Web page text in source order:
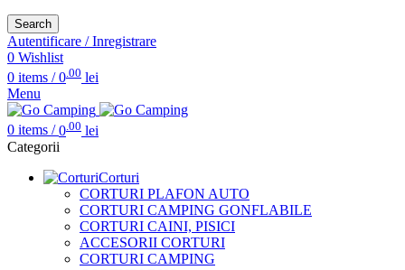
Search
Autentificare / Inregistrare
0 Wishlist
0 items / 0.00 lei
Menu
0 items / 0 .00 lei
Categorii
Corturi
CORTURI PLAFON AUTO
CORTURI CAMPING GONFLABILE
CORTURI CAINI, PISICI
ACCESORII CORTURI
CORTURI CAMPING